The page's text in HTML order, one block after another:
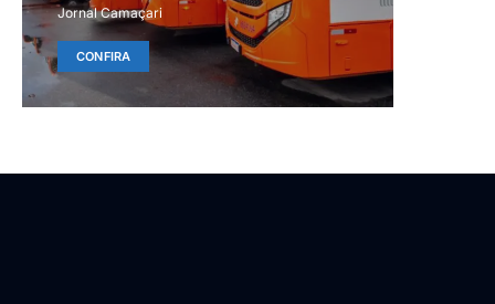
Jornal Camaçari
CONFIRA